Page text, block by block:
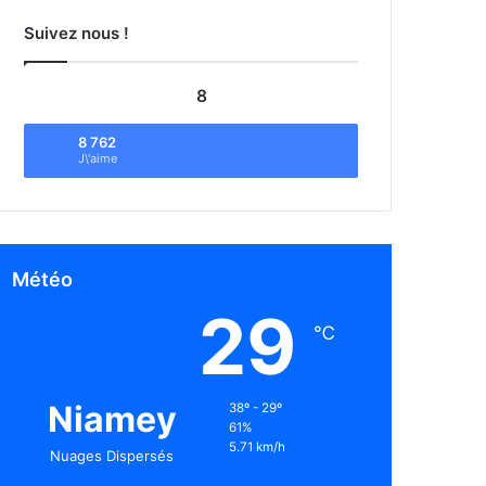
Suivez nous !
8
8 762
J\'aime
Météo
Niamey
Nuages Dispersés
29 ℃
38º - 29º
61%
5.71 km/h